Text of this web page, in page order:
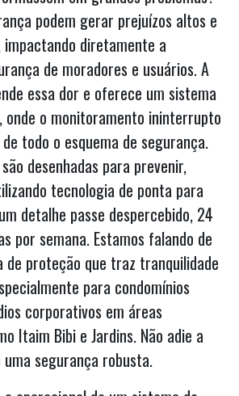
podem gerar prejuízos altos e
impactando diretamente a
de moradores e usuários. A
essa dor e oferece um sistema
onde o monitoramento ininterrupto
todo o esquema de segurança.
desenhadas para prevenir,
tecnologia de ponta para
detalhe passe despercebido, 24
por semana. Estamos falando de
de proteção que traz tranquilidade
para condomínios
corporativos em áreas
Itaim Bibi e Jardins. Não adie a
segurança robusta.